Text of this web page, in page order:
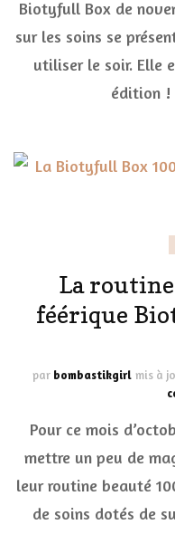
Biotyfull Box de
sur les soins se
utiliser le soir. Elle
édition !
La
féérique
par bombastikgirl mis à
Pour ce mois
mettre un peu de
leur routine beauté
de soins dotés de